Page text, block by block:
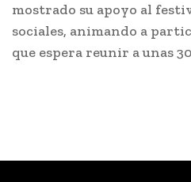
mostrado su apoyo al
sociales, animando a
que espera reunir a unas